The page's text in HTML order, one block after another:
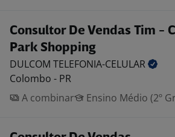
Consultor De Vendas Tim -
Park Shopping
DULCOM TELEFONIA-CELULAR
Colombo - PR
A combinar
Ensino Médio (2º